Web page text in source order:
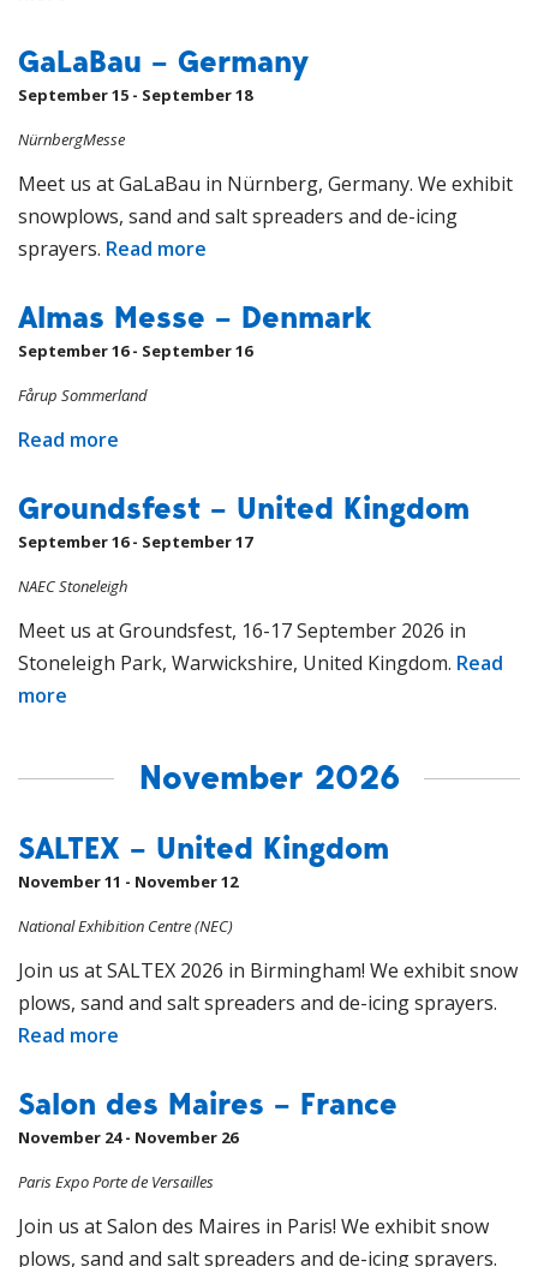
GaLaBau – Germany
September 15 - September 18
NürnbergMesse
Meet us at GaLaBau in Nürnberg, Germany. We exhibit
snowplows, sand and salt spreaders and de-icing
sprayers. Read more
Almas Messe – Denmark
September 16 - September 16
Fårup Sommerland
Read more
Groundsfest – United Kingdom
September 16 - September 17
NAEC Stoneleigh
Meet us at Groundsfest, 16-17 September 2026 in
Stoneleigh Park, Warwickshire, United Kingdom. Read
more
November 2026
SALTEX – United Kingdom
November 11 - November 12
National Exhibition Centre (NEC)
Join us at SALTEX 2026 in Birmingham! We exhibit snow
plows, sand and salt spreaders and de-icing sprayers.
Read more
Salon des Maires – France
November 24 - November 26
Paris Expo Porte de Versailles
Join us at Salon des Maires in Paris! We exhibit snow
plows, sand and salt spreaders and de-icing sprayers.